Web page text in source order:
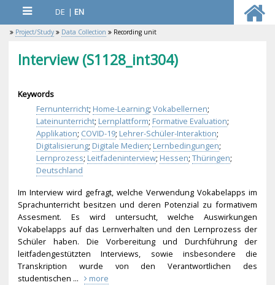
DE | EN
Project/Study Data Collection Recording unit
Interview (S1128_int304)
Keywords
Fernunterricht; Home-Learning; Vokabellernen;
Lateinunterricht; Lernplattform; Formative Evaluation;
Applikation; COVID-19; Lehrer-Schüler-Interaktion;
Digitalisierung; Digitale Medien; Lernbedingungen;
Lernprozess; Leitfadeninterview; Hessen; Thüringen;
Deutschland
Im Interview wird gefragt, welche Verwendung Vokabelapps im
Sprachunterricht besitzen und deren Potenzial zu formativem
Assesment. Es wird untersucht, welche Auswirkungen
Vokabelapps auf das Lernverhalten und den Lernprozess der
Schüler haben. Die Vorbereitung und Durchführung der
leitfadengestützten Interviews, sowie insbesondere die
Transkription wurde von den Verantwortlichen des
studentischen ...
more